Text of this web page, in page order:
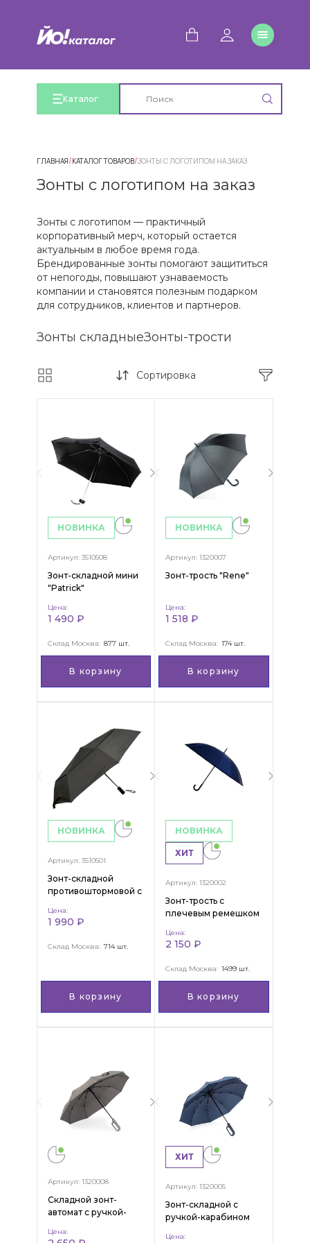
Каталог
ГЛАВНАЯ/КАТАЛОГ ТОВАРОВ/ЗОНТЫ С ЛОГОТИПОМ НА ЗАКАЗ
Зонты с логотипом на заказ
Зонты с логотипом — практичный
корпоративный мерч, который остается
актуальным в любое время года.
Брендированные зонты помогают защититься
от непогоды, повышают узнаваемость
компании и становятся полезным подарком
для сотрудников, клиентов и партнеров.
Зонты складныеЗонты-трости
Сортировка
НОВИНКА
Артикул: 3510508
Зонт-складной мини
"Patrick"
Цена:
1 490 ₽
Склад Москва: 877 шт.
В корзину
НОВИНКА
Артикул: 1320007
Зонт-трость "Rene"
Цена:
1 518 ₽
Склад Москва: 174 шт.
В корзину
НОВИНКА
Артикул: 3510501
Зонт-складной
противоштормовой с
"Theo"
Цена:
1 990 ₽
Склад Москва: 714 шт.
В корзину
НОВИНКА
ХИТ
Артикул: 1320002
Зонт-трость с
плечевым ремешком
Цена:
2 150 ₽
Склад Москва: 1499 шт.
В корзину
Артикул: 1320008
Складной зонт-
автомат с ручкой-
Цена:
ХИТ
Артикул: 1320005
Зонт-складной с
ручкой-карабином
Цена: